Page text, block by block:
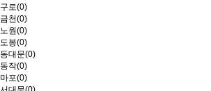
구로(0)
금천(0)
노원(0)
도봉(0)
동대문(0)
동작(0)
마포(0)